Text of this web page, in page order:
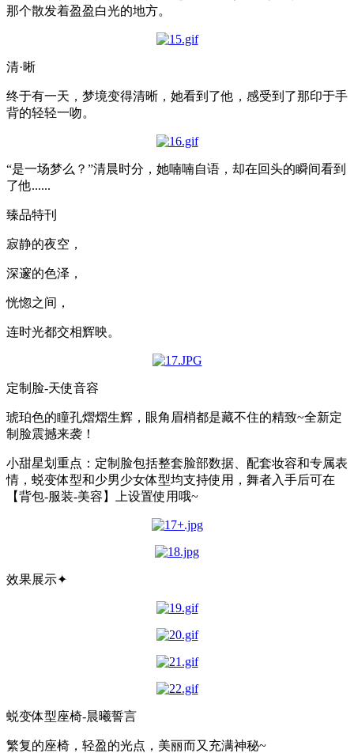
那个散发着盈盈白光的地方。
清·晰
终于有一天，梦境变得清晰，她看到了他，感受到了那印于手
背的轻轻一吻。
“是一场梦么？”清晨时分，她喃喃自语，却在回头的瞬间看到
了他......
臻品特刊
寂静的夜空，
深邃的色泽，
恍惚之间，
连时光都交相辉映。
定制脸-天使音容
琥珀色的瞳孔熠熠生辉，眼角眉梢都是藏不住的精致~全新定
制脸震撼来袭！
小甜星划重点：定制脸包括整套脸部数据、配套妆容和专属表
情，蜕变体型和少男少女体型均支持使用，舞者入手后可在
【背包-服装-美容】上设置使用哦~
效果展示✦
蜕变体型座椅-晨曦誓言
繁复的座椅，轻盈的光点，美丽而又充满神秘~